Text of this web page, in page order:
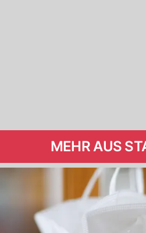
MEHR AUS